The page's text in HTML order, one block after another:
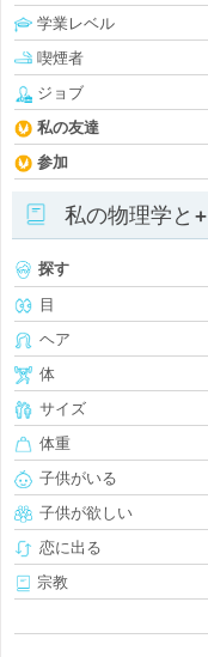
学業レベル
喫煙者
ジョブ
私の友達
参加
私の物理学と+
探す
目
ヘア
体
サイズ
体重
子供がいる
子供が欲しい
恋に出る
宗教